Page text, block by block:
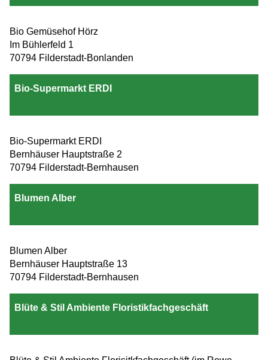
Bio Gemüsehof Hörz
Im Bühlerfeld 1
70794 Filderstadt-Bonlanden
Bio-Supermarkt ERDI
Bio-Supermarkt ERDI
Bernhäuser Hauptstraße 2
70794 Filderstadt-Bernhausen
Blumen Alber
Blumen Alber
Bernhäuser Hauptstraße 13
70794 Filderstadt-Bernhausen
Blüte & Stil Ambiente Floristikfachgeschäft